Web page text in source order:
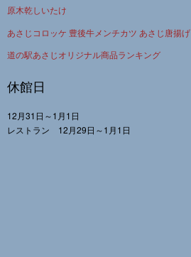
原木乾しいたけ
あさじコロッケ 豊後牛メンチカツ あさじ唐揚げ
道の駅あさじオリジナル商品ランキング
休館日
12月31日～1月1日
レストラン 12月29日～1月1日